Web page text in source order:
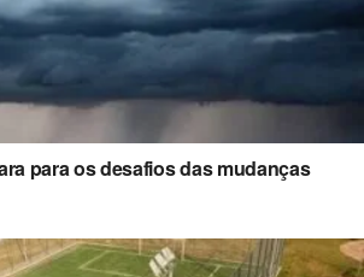
para os desafios das mudanças